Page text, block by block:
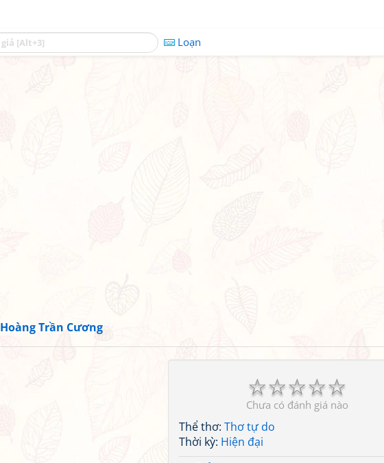
Loạn
Hoàng Trần Cương
☆
☆
☆
☆
☆
Chưa có đánh giá nào
Thể thơ: Thơ tự do
Thời kỳ: Hiện đại